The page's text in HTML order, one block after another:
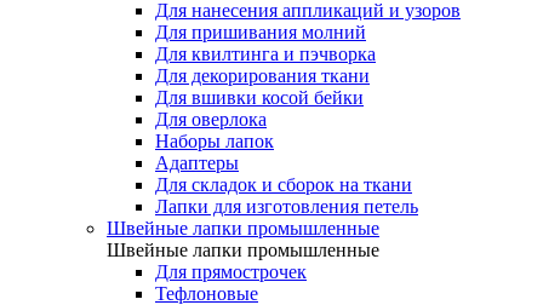
Для нанесения аппликаций и узоров
Для пришивания молний
Для квилтинга и пэчворка
Для декорирования ткани
Для вшивки косой бейки
Для оверлока
Наборы лапок
Адаптеры
Для складок и сборок на ткани
Лапки для изготовления петель
Швейные лапки промышленные
Швейные лапки промышленные
Для прямострочек
Тефлоновые